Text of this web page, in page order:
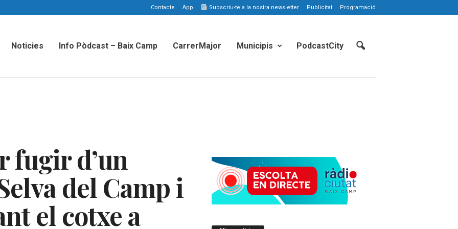
Contacte App Subscriu-te a la nostra newsletter Publicitat Programació
Noticies Info Pòdcast – Baix Camp CarrerMajor Municipis PodcastCity
fugir d’un
del Camp i
el cotxe a